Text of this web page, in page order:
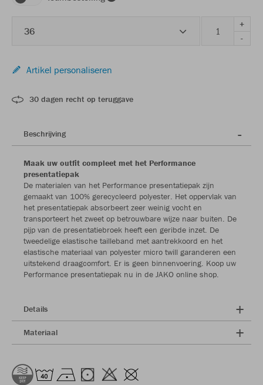
36
+
-
Artikel personaliseren
30 dagen recht op teruggave
Beschrijving
Maak uw outfit compleet met het Performance
presentatiepak
De materialen van het Performance presentatiepak zijn
gemaakt van 100% gerecycleerd polyester. Het oppervlak van
het presentatiepak absorbeert zeer weinig vocht en
transporteert het zweet op betrouwbare wijze naar buiten. De
pijp van de presentatiebroek heeft een geribde inzet. De
tweedelige elastische tailleband met aantrekkoord en het
elastische materiaal van polyester micro twill garanderen een
uitstekend draagcomfort. Er is geen binnenvoering. Koop uw
Performance presentatiepak nu in de JAKO online shop.
Details
Materiaal